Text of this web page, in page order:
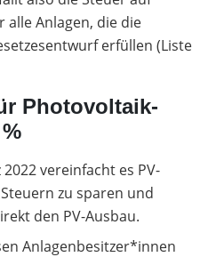
alle Anlagen, die die
erfüllen (Liste
Photovoltaik-
vereinfacht es PV-
zu sparen und
den PV-Ausbau.
Anlagenbesitzer*innen